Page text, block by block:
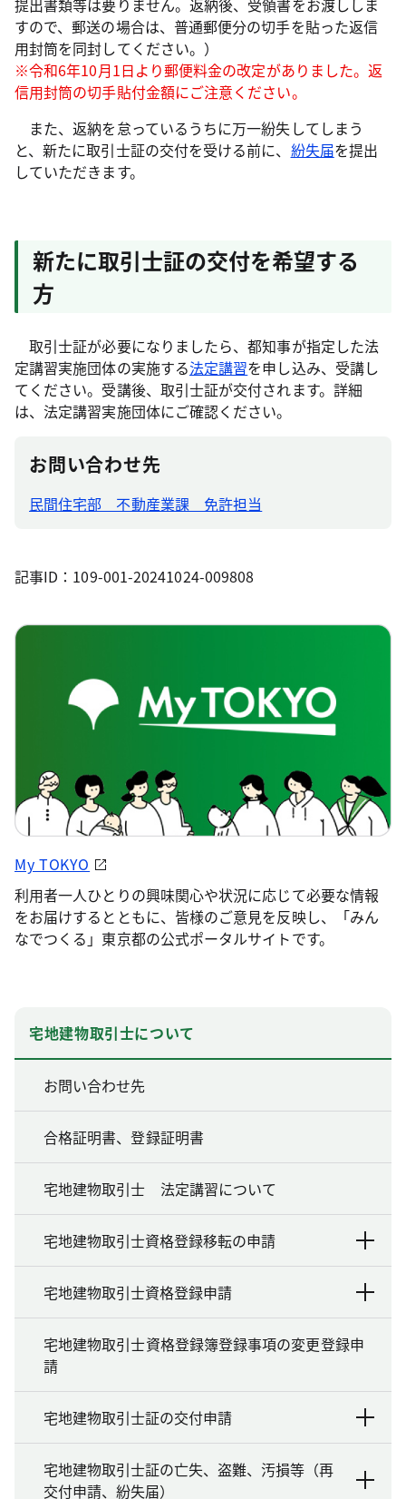
提出書類等は要りません。返納後、受領書をお渡ししま
すので、郵送の場合は、普通郵便分の切手を貼った返信
用封筒を同封してください。）
※令和6年10月1日より郵便料金の改定がありました。返
信用封筒の切手貼付金額にご注意ください。
また、返納を怠っているうちに万一紛失してしまう
と、新たに取引士証の交付を受ける前に、 紛失届を提出
していただきます。
新たに取引士証の交付を希望する
方
取引士証が必要になりましたら、都知事が指定した法
定講習実施団体の実施する法定講習を申し込み、受講し
てください。受講後、取引士証が交付されます。詳細
は、法定講習実施団体にご確認ください。
お問い合わせ先
民間住宅部 不動産業課 免許担当
記事ID：109-001-20241024-009808
My TOKYO
利用者一人ひとりの興味関心や状況に応じて必要な情報
をお届けするとともに、皆様のご意見を反映し、「みん
なでつくる」東京都の公式ポータルサイトです。
宅地建物取引士について
お問い合わせ先
合格証明書、登録証明書
宅地建物取引士 法定講習について
宅地建物取引士資格登録移転の申請
宅地建物取引士資格登録申請
宅地建物取引士資格登録簿登録事項の変更登録申
請
宅地建物取引士証の交付申請
宅地建物取引士証の亡失、盗難、汚損等（再
交付申請、紛失届）